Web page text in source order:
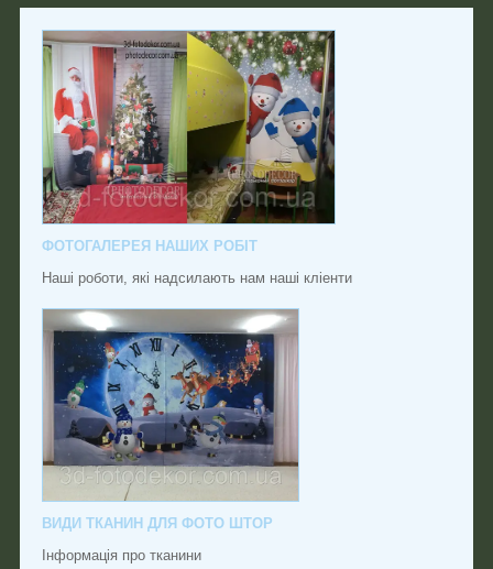
ФОТОГАЛЕРЕЯ НАШИХ РОБІТ
Наші роботи, які надсилають нам наші кліенти
ВИДИ ТКАНИН ДЛЯ ФОТО ШТОР
Інформація про тканини